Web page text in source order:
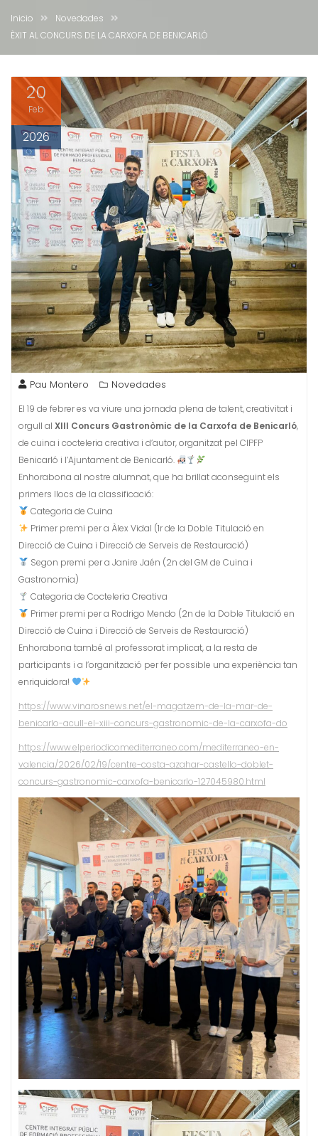
CARXOFA DE BENICARLÓ
Inicio
Novedades
20
Feb
2026
Novedades
El 19 de febrer es va viure una jornada plena de talent, creativitat i
orgull alXIII Concurs Gastronòmic de la Carxofa de Benicarló
de cuina i cocteleria creativa i d’autor, organitzat pel CIPFP
Benicarló i l’Ajuntament de Benicarló.
Enhorabona al nostre alumnat, que ha brillat aconseguint els
primers llocs de la classificació:
Categoria de Cuina
Primer premi per a Àlex Vidal (1r de la Doble Titulació en
Direcció de Cuina i Direcció de Serveis de Restauració)
Segon premi per a Janire Jaén (2n del GM de Cuina i
Gastronomia)
Categoria de Cocteleria Creativa
Primer premi per a Rodrigo Mendo (2n de la Doble Titulació en
Direcció de Cuina i Direcció de Serveis de Restauració)
Enhorabona també al professorat implicat, a la resta de
participants i a l’organització per fer possible una experiència tan
https://www.vinarosnews.net/el-magatzem-de-la-mar-de-
benicarlo-acull-el-xiii-concurs-gastronomic-de-la-carxofa-do
https://www.elperiodicomediterraneo.com/mediterraneo-en-
valencia/2026/02/19/centre-costa-azahar-castello-doblet-
concurs-gastronomic-carxofa-benicarlo-127045980.html